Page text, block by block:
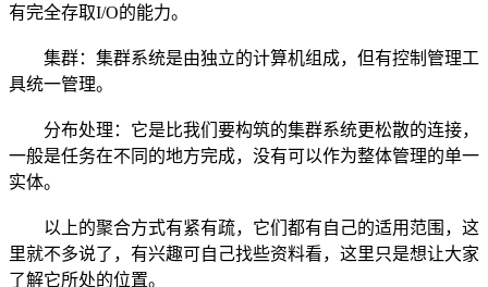
有完全存取I/O的能力。
集群：集群系统是由独立的计算机组成，但有控制管理工
具统一管理。
分布处理：它是比我们要构筑的集群系统更松散的连接，
一般是任务在不同的地方完成，没有可以作为整体管理的单一
实体。
以上的聚合方式有紧有疏，它们都有自己的适用范围，这
里就不多说了，有兴趣可自己找些资料看，这里只是想让大家
了解它所处的位置。